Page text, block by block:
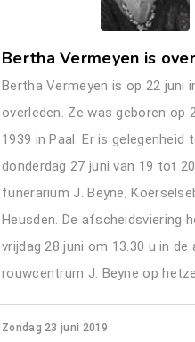
Bertha Vermeyen is
Bertha Vermeyen is op 22 juni
overleden. Ze was geboren op
1939 in Paal. Er is
donderdag 27 juni van 19 tot
funerarium J. Beyne,
Heusden. De afscheidsviering
vrijdag 28 juni om 13.30 u in de
rouwcentrum J. Beyne op
Zondag 23 juni 2019